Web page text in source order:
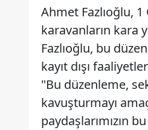
Ahmet Fazlıoğlu,
karavanların kara
Fazlıoğlu, bu
kayıt dışı
"Bu düzenleme,
kavuşturmayı
paydaşlarımızın